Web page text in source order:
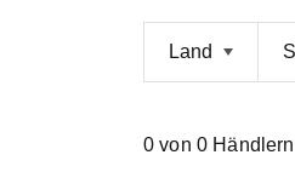
Land
0 von 0 Händlern